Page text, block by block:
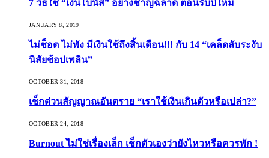
7 วิธีใช้ “เงินโบนัส” อย่างชาญฉลาด ต้อนรับปีใหม่
JANUARY 8, 2019
ไม่ช็อต ไม่พัง มีเงินใช้ถึงสิ้นเดือน!!! กับ 14 “เคล็ดลับระงับ
นิสัยช้อปเพลิน”
OCTOBER 31, 2018
เช็กด่วนสัญญาณอันตราย “เราใช้เงินเกินตัวหรือเปล่า?”
OCTOBER 24, 2018
Burnout ไม่ใช่เรื่องเล็ก เช็กตัวเองว่ายังไหวหรือควรพัก !